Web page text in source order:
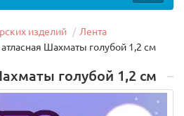
изделий
Лента
Шахматы голубой 1,2 см
голубой 1,2 см